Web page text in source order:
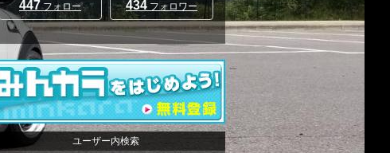
447フォロー 434 フォロワー
ユーザー内検索